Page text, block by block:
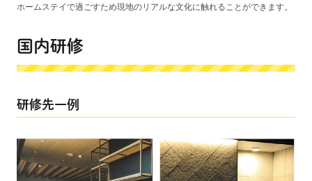
ホームステイで過ごすため現地のリアルな文化に触れることができます。
国内研修
研修先一例